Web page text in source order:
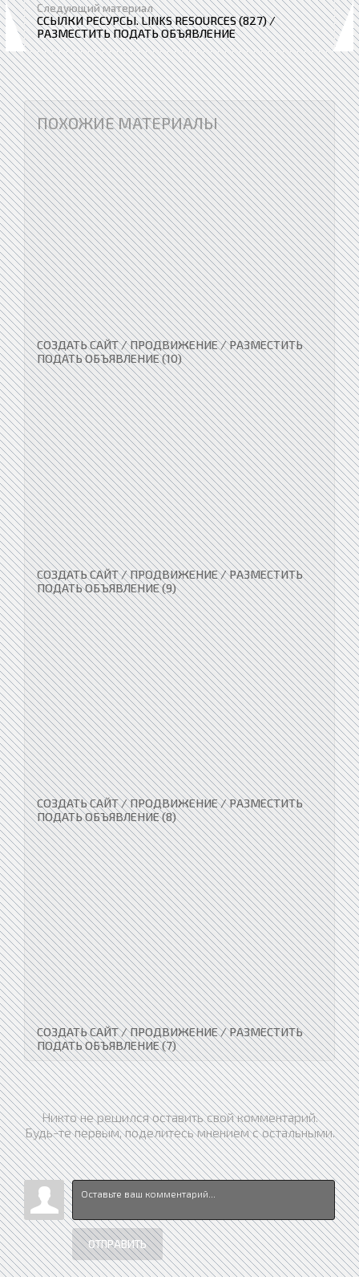
Следующий материал
ССЫЛКИ РЕСУРСЫ. LINKS RESOURCES (827) /
РАЗМЕСТИТЬ ПОДАТЬ ОБЪЯВЛЕНИЕ
ПОХОЖИЕ МАТЕРИАЛЫ
СОЗДАТЬ САЙТ / ПРОДВИЖЕНИЕ / РАЗМЕСТИТЬ
ПОДАТЬ ОБЪЯВЛЕНИЕ (10)
СОЗДАТЬ САЙТ / ПРОДВИЖЕНИЕ / РАЗМЕСТИТЬ
ПОДАТЬ ОБЪЯВЛЕНИЕ (9)
СОЗДАТЬ САЙТ / ПРОДВИЖЕНИЕ / РАЗМЕСТИТЬ
ПОДАТЬ ОБЪЯВЛЕНИЕ (8)
СОЗДАТЬ САЙТ / ПРОДВИЖЕНИЕ / РАЗМЕСТИТЬ
ПОДАТЬ ОБЪЯВЛЕНИЕ (7)
Никто не решился оставить свой комментарий.
Будь-те первым, поделитесь мнением с остальными.
ОТПРАВИТЬ